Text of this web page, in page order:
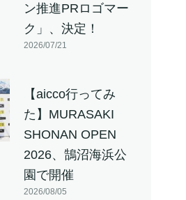
ン推進PRロゴマー
ク」、決定！
2026/07/21
【aicco行ってみ
た】MURASAKI
SHONAN OPEN
2026、鵠沼海浜公
園で開催
2026/08/05